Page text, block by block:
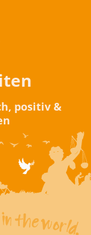
positiv &